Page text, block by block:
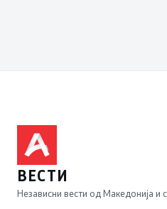
ВЕСТИ
Независни вести од Македонија